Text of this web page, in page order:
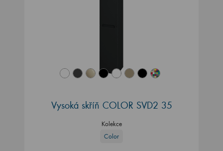
Vysoká skříň COLOR SVD2 35
Kolekce
Color